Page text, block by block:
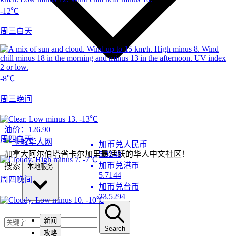
-12℃
周三白天
-8℃
周三晚间
-13℃
周四白天
-7℃
周四晚间
-10℃
加币兑人民币
5.3248
加币兑港币
5.7144
加币兑台币
23.5294
油价： 126.90
加拿大阿尔伯塔省卡尔加里最活跃的华人中文社区！
搜索
新闻
攻略
Search